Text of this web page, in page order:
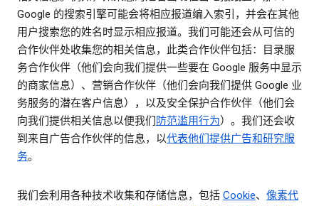
Google 的搜索引擎可能会将相应报道编入索引，并会在其他
用户搜索您的姓名时显示相应报道。我们可能还会从可信的
合作伙伴处收集您的相关信息，此类合作伙伴包括：目录服
务合作伙伴（他们会向我们提供一些要在 Google 服务中显示
的商家信息）、营销合作伙伴（他们会向我们提供 Google 业
务服务的潜在客户信息），以及安全保护合作伙伴（他们会
向我们提供相关信息以便我们 防范滥用行为）。我们还会收
到来自广告合作伙伴的信息，以代表他们提供广告和研究服
务。
我们会利用各种技术收集和存储信息，包括 Cookie、 像素代